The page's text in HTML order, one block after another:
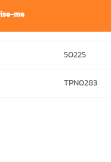
me
50225
TPN0283